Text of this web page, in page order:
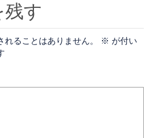
残す
れることはありません。 ※ が付い